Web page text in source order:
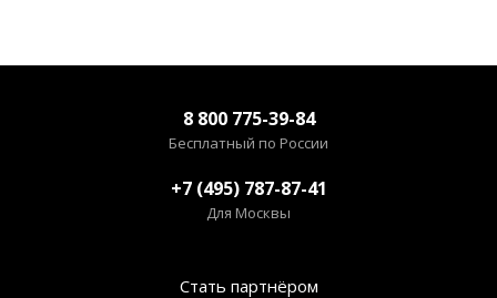
8 800 775-39-84
Бесплатный по России
+7 (495) 787-87-41
Для Москвы
Стать партнёром